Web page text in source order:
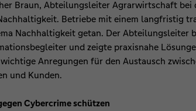
Braun, Abteilungsleiter Agrarwirtschaft bei
Betriebe mit einem langfristig
Nachhaltigkeit getan. Der Abteilungsleiter
und zeigte praxisnahe
wichtige Anregungen für den Austausch
und Kunden.
Cybercrime schützen